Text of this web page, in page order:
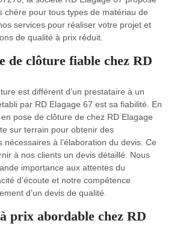
chère pour tous types de matériau de
services pour réaliser votre projet et
de qualité à prix réduit.
de clôture fiable chez RD
est différent d’un prestataire à un
par RD Elagage 67 est sa fiabilité. En
en pose de clôture de chez RD Elagage
sur terrain pour obtenir des
à l’élaboration du devis. Ce
à nos clients un devis détaillé. Nous
importance aux attentes du
d’écoute et notre compétence
d’un devis de qualité.
prix abordable chez RD